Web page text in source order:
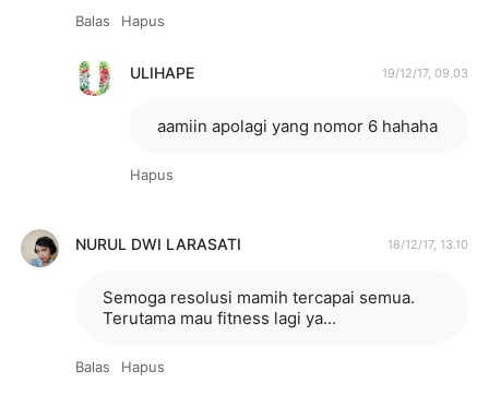
Balas Hapus
ULIHAPE 19/12/17, 09.03
aamiin apolagi yang nomor 6 hahaha
Hapus
NURUL DWI LARASATI 18/12/17, 13.10
Semoga resolusi mamih tercapai semua.
Terutama mau fitness lagi ya...
Balas Hapus